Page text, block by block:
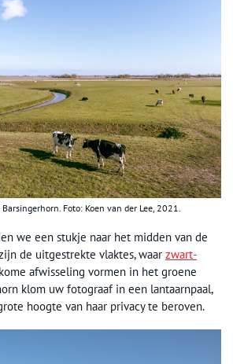
Foto: Koen van der Lee, 2021.
we een stukje naar het midden van de
de uitgestrekte vlaktes, waar zwart-
afwisseling vormen in het groene
klom uw fotograaf in een lantaarnpaal,
hoogte van haar privacy te beroven.